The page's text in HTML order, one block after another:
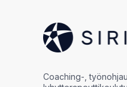
Coaching-,